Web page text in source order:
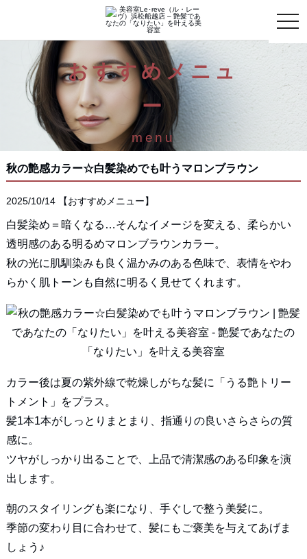
toggle
おすすめメニュ
ー
menu
秋の艶感カラー☆白髪染めでも叶うマロンブラウン
2025/10/14 【おすすめメニュー】
白髪染め＝暗くなる…そんなイメージを変える、柔らかい
透明感のある明るめマロンブラウンカラー。
秋の光に肌馴染みも良く温かみのある色味で、表情をやわ
らかく肌トーンも自然に明るく見せてくれます。
カラー後は夏の紫外線で乾燥しがちな髪に「うる艶トリー
トメント」をプラス。
髪1本1本がしっとりまとまり、指通りの良いさらさらの質
感に。
ツヤがしっかり出ることで、上品で清潔感のある印象を演
出します。
朝のスタイリングも楽になり、手ぐしで整う美髪に。
季節の変わり目に合わせて、髪にもご褒美を与えてあげま
しょう♪